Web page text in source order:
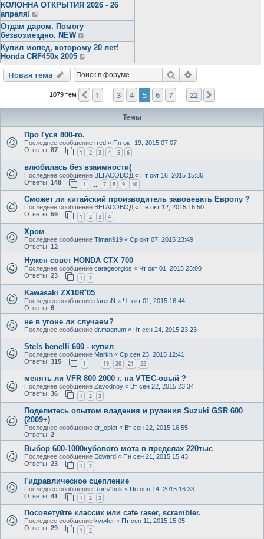
КОЛОННА ОТКРЫТИЯ 2026 - 26
апреля!
Отдам даром. Помогу
безвозмездно. NEW
Купил мопед, которому 20 лет!
Honda CRF450x 2005
Новая тема Поиск
1079 тем Пред.
1 3 4 5 6 7 22
Темы
Про Гуся 800-го.
Последнее сообщение rred « Пн окт 19, 2015 07:07
Ответы: 87 1 2 3 4 5 6
влюбилась без взаимности(
Последнее сообщение ВЕГАСОВОД « Пт окт 16, 2015 15:36
Ответы: 148 1 7 8 9 10
Сможет ли китайский производитель завовевать Европу ?
Последнее сообщение ВЕГАСОВОД« Пн окт 12, 2015 16:50
Ответы: 59 1 2 3 4
Хром
Последнее сообщение Timan919 « Ср окт 07, 2015 23:49
Ответы: 12
Нужен совет HONDA CTX 700
Последнее сообщение carageorgios « Чт окт 01, 2015 23:00
Ответы: 23 1 2
Kawasaki ZX10R`05
Последнее сообщение darenN « Чт окт 01, 2015 16:44
Ответы: 6
не в угоне ли случаем?
Последнее сообщение dr.magnum « Чт сен 24, 2015 23:23
Stels benelli 600 - купил
Последнее сообщение Markh « Ср сен 23, 2015 12:41
Ответы: 315 1 19 20 21 22
менять ли VFR 800 2000 г. на VTEC-овый ?
Последнее сообщение Zavodnoy « Вт сен 22, 2015 23:34
Ответы: 36 1 2 3
Поделитесь опытом владения и руления Suzuki GSR 600
(2009+)
Последнее сообщение dr_oplet « Вт сен 22, 2015 16:55
Ответы: 2
Выбор 600-1000кубового мота в пределах 220тыс
Последнее сообщение Edward « Пн сен 21, 2015 15:43
Ответы: 23 1 2
Гидравлическое сцепление
Последнее сообщение RomZhuk « Пн сен 14, 2015 16:33
Ответы: 41 1 2 3
Посоветуйте классик или cafe raser, scrambler.
Последнее сообщение kvo4er « Пт сен 11, 2015 15:05
Ответы: 29 1 2